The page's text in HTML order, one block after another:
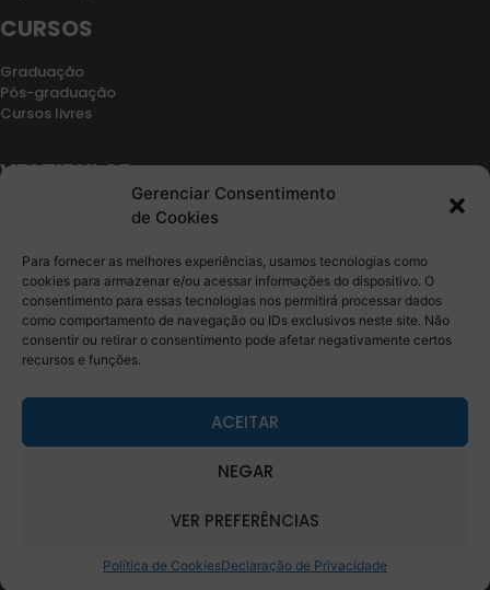
Gerenciar Consentimento
de Cookies
Para fornecer as melhores experiências, usamos tecnologias como
cookies para armazenar e/ou acessar informações do dispositivo. O
consentimento para essas tecnologias nos permitirá processar dados
como comportamento de navegação ou IDs exclusivos neste site. Não
consentir ou retirar o consentimento pode afetar negativamente certos
recursos e funções.
ACEITAR
NEGAR
VER PREFERÊNCIAS
Política de CookiesDeclaração de Privacidade
CURSOS
Graduação
Pós-graduação
Cursos livres
VESTIBULAR
Retorno de vínculo
Transferencia
Edital
CONTATO
Fale Conosco
Sala de Imprensa
Copyright 2026– odos os direitos reservados.